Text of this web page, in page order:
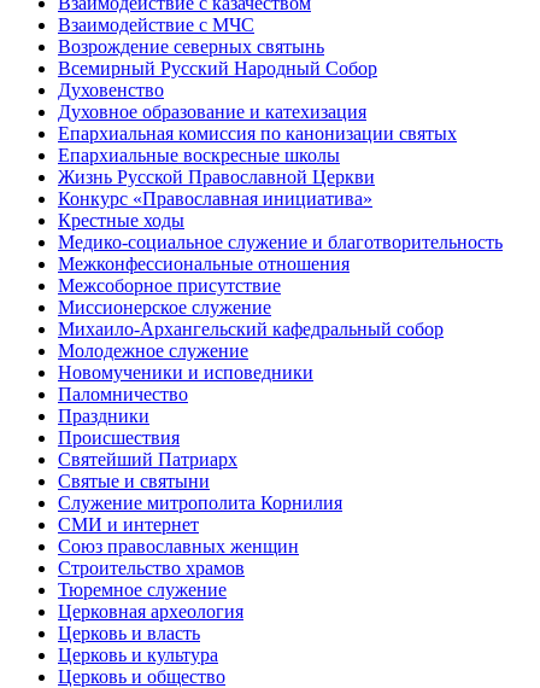
Взаимодействие с МЧС
Возрождение северных святынь
Всемирный Русский Народный Собор
Духовенство
Духовное образование и катехизация
Епархиальная комиссия по канонизации святых
Епархиальные воскресные школы
Жизнь Русской Православной Церкви
Конкурс «Православная инициатива»
Крестные ходы
Медико-социальное служение и благотворительность
Межконфессиональные отношения
Межсоборное присутствие
Миссионерское служение
Михаило-Архангельский кафедральный собор
Молодежное служение
Новомученики и исповедники
Паломничество
Праздники
Происшествия
Святейший Патриарх
Святые и святыни
Служение митрополита Корнилия
СМИ и интернет
Союз православных женщин
Строительство храмов
Тюремное служение
Церковная археология
Церковь и власть
Церковь и культура
Церковь и общество